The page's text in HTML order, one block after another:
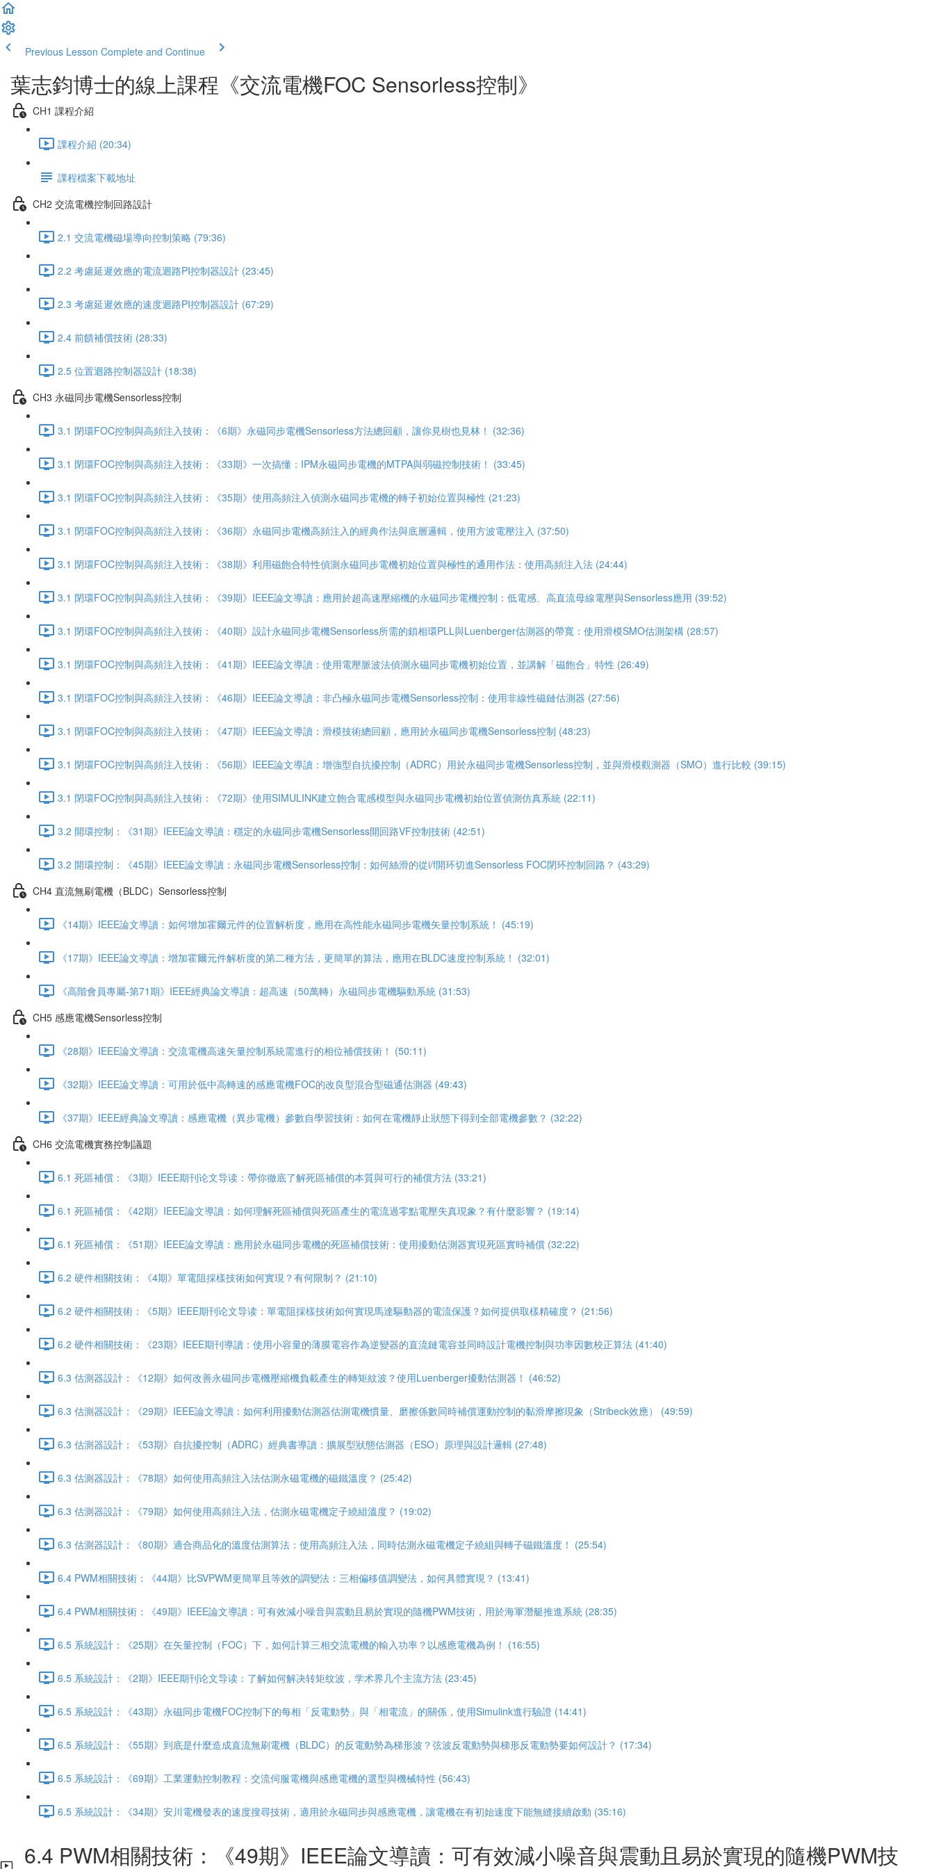
Previous Lesson Complete and Continue
葉志鈞博士的線上課程《交流電機FOC Sensorless控制》
CH1 課程介紹
課程介紹 (20:34)
課程檔案下載地址
CH2 交流電機控制回路設計
2.1 交流電機磁場導向控制策略 (79:36)
2.2 考慮延遲效應的電流迴路PI控制器設計 (23:45)
2.3 考慮延遲效應的速度迴路PI控制器設計 (67:29)
2.4 前饋補償技術 (28:33)
2.5 位置迴路控制器設計 (18:38)
CH3 永磁同步電機Sensorless控制
3.1 閉環FOC控制與高頻注入技術：《6期》永磁同步電機Sensorless方法總回顧，讓你見樹也見林！ (32:36)
3.1 閉環FOC控制與高頻注入技術：《33期》一次搞懂：IPM永磁同步電機的MTPA與弱磁控制技術！ (33:45)
3.1 閉環FOC控制與高頻注入技術：《35期》使用高頻注入偵測永磁同步電機的轉子初始位置與極性 (21:23)
3.1 閉環FOC控制與高頻注入技術：《36期》永磁同步電機高頻注入的經典作法與底層邏輯，使用方波電壓注入 (37:50)
3.1 閉環FOC控制與高頻注入技術：《38期》利用磁飽合特性偵測永磁同步電機初始位置與極性的通用作法：使用高頻注入法 (24:44)
3.1 閉環FOC控制與高頻注入技術：《39期》IEEE論文導讀：應用於超高速壓縮機的永磁同步電機控制：低電感、高直流母線電壓與Sensorless應用 (39:52)
3.1 閉環FOC控制與高頻注入技術：《40期》設計永磁同步電機Sensorless所需的鎖相環PLL與Luenberger估測器的帶寬：使用滑模SMO估測架構 (28:57)
3.1 閉環FOC控制與高頻注入技術：《41期》IEEE論文導讀：使用電壓脈波法偵測永磁同步電機初始位置，並講解「磁飽合」特性 (26:49)
3.1 閉環FOC控制與高頻注入技術：《46期》IEEE論文導讀：非凸極永磁同步電機Sensorless控制：使用非線性磁鏈估測器 (27:56)
3.1 閉環FOC控制與高頻注入技術：《47期》IEEE論文導讀：滑模技術總回顧，應用於永磁同步電機Sensorless控制 (48:23)
3.1 閉環FOC控制與高頻注入技術：《56期》IEEE論文導讀：增強型自抗擾控制（ADRC）用於永磁同步電機Sensorless控制，並與滑模觀測器（SMO）進行比較 (39:15)
3.1 閉環FOC控制與高頻注入技術：《72期》使用SIMULINK建立飽合電感模型與永磁同步電機初始位置偵測仿真系統 (22:11)
3.2 開環控制：《31期》IEEE論文導讀：穩定的永磁同步電機Sensorless開回路VF控制技術 (42:51)
3.2 開環控制：《45期》IEEE論文導讀：永磁同步電機Sensorless控制：如何絲滑的從i/f開环切進Sensorless FOC閉环控制回路？ (43:29)
CH4 直流無刷電機（BLDC）Sensorless控制
《14期》IEEE論文導讀：如何增加霍爾元件的位置解析度，應用在高性能永磁同步電機矢量控制系統！ (45:19)
《17期》IEEE論文導讀：增加霍爾元件解析度的第二種方法，更簡單的算法，應用在BLDC速度控制系統！ (32:01)
《高階會員專屬-第71期》IEEE經典論文導讀：超高速（50萬轉）永磁同步電機驅動系統 (31:53)
CH5 感應電機Sensorless控制
《28期》IEEE論文導讀：交流電機高速矢量控制系統需進行的相位補償技術！ (50:11)
《32期》IEEE論文導讀：可用於低中高轉速的感應電機FOC的改良型混合型磁通估測器 (49:43)
《37期》IEEE經典論文導讀：感應電機（異步電機）參數自學習技術：如何在電機靜止狀態下得到全部電機參數？ (32:22)
CH6 交流電機實務控制議題
6.1 死區補償：《3期》IEEE期刊论文导读：帶你徹底了解死區補償的本質與可行的補償方法 (33:21)
6.1 死區補償：《42期》IEEE論文導讀：如何理解死區補償與死區產生的電流過零點電壓失真現象？有什麼影響？ (19:14)
6.1 死區補償：《51期》IEEE論文導讀：應用於永磁同步電機的死區補償技術：使用擾動估測器實現死區實時補償 (32:22)
6.2 硬件相關技術：《4期》單電阻採樣技術如何實現？有何限制？ (21:10)
6.2 硬件相關技術：《5期》IEEE期刊论文导读：單電阻採樣技術如何實現馬達驅動器的電流保護？如何提供取樣精確度？ (21:56)
6.2 硬件相關技術：《23期》IEEE期刊導讀：使用小容量的薄膜電容作為逆變器的直流鏈電容並同時設計電機控制與功率因數校正算法 (41:40)
6.3 估測器設計：《12期》如何改善永磁同步電機壓縮機負載產生的轉矩紋波？使用Luenberger擾動估測器！ (46:52)
6.3 估測器設計：《29期》IEEE論文導讀：如何利用擾動估測器估測電機慣量、磨擦係數同時補償運動控制的黏滑摩擦現象（Stribeck效應） (49:59)
6.3 估測器設計：《53期》自抗擾控制（ADRC）經典書導讀：擴展型狀態估測器（ESO）原理與設計邏輯 (27:48)
6.3 估測器設計：《78期》如何使用高頻注入法估測永磁電機的磁鐵溫度？ (25:42)
6.3 估測器設計：《79期》如何使用高頻注入法，估測永磁電機定子繞組溫度？ (19:02)
6.3 估測器設計：《80期》適合商品化的溫度估測算法：使用高頻注入法，同時估測永磁電機定子繞組與轉子磁鐵溫度！ (25:54)
6.4 PWM相關技術：《44期》比SVPWM更簡單且等效的調變法：三相偏移值調變法，如何具體實現？ (13:41)
6.4 PWM相關技術：《49期》IEEE論文導讀：可有效減小噪音與震動且易於實現的隨機PWM技術，用於海軍潛艇推進系統 (28:35)
6.5 系統設計：《25期》在矢量控制（FOC）下，如何計算三相交流電機的輸入功率？以感應電機為例！ (16:55)
6.5 系統設計：《2期》IEEE期刊论文导读：了解如何解决转矩纹波，学术界几个主流方法 (23:45)
6.5 系統設計：《43期》永磁同步電機FOC控制下的每相「反電動勢」與「相電流」的關係，使用Simulink進行驗證 (14:41)
6.5 系統設計：《55期》到底是什麼造成直流無刷電機（BLDC）的反電動勢為梯形波？弦波反電動勢與梯形反電動勢要如何設計？ (17:34)
6.5 系統設計：《69期》工業運動控制教程：交流伺服電機與感應電機的選型與機械特性 (56:43)
6.5 系統設計：《34期》安川電機發表的速度搜尋技術，適用於永磁同步與感應電機，讓電機在有初始速度下能無縫接續啟動 (35:16)
6.4 PWM相關技術：《49期》IEEE論文導讀：可有效減小噪音與震動且易於實現的隨機PWM技